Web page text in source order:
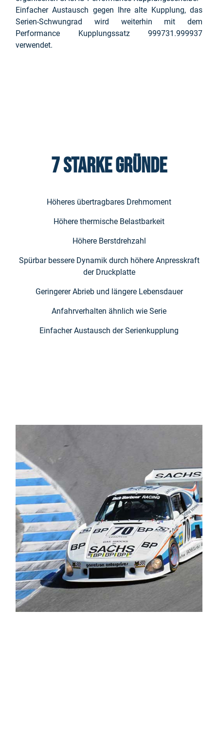
Einfacher Austausch gegen Ihre alte Kupplung, das
Serien-Schwungrad wird weiterhin mit dem
Performance Kupplungssatz 999731.999937
verwendet.
7 STARKE GRÜNDE
Höheres übertragbares Drehmoment
Höhere thermische Belastbarkeit
Höhere Berstdrehzahl
Spürbar bessere Dynamik durch höhere Anpresskraft
der Druckplatte
Geringerer Abrieb und längere Lebensdauer
Anfahrverhalten ähnlich wie Serie
Einfacher Austausch der Serienkupplung